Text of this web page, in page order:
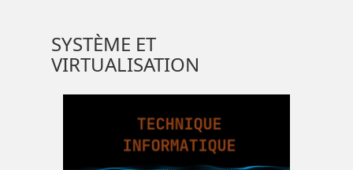
SYSTÈME ET
VIRTUALISATION